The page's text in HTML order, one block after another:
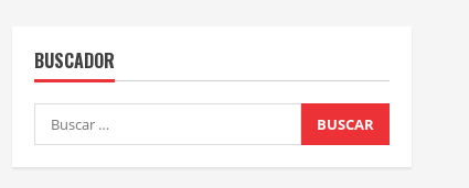
BUSCADOR
Buscar: